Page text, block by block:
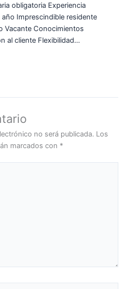
obligatoria Experiencia
año Imprescindible residente
Vacante Conocimientos
al cliente Flexibilidad…
no será publicada. Los
marcados con *